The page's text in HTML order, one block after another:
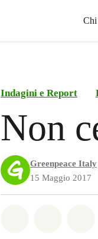
Chi
Indagini e Report
Non
Greenpeace Italy
15 Maggio 2017